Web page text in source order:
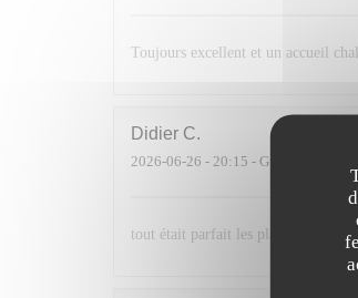
Toujours excellent et un accueil
Didier C
2026-06-26 - 20:15 - Guests 4
tout était parfait les plats étaient